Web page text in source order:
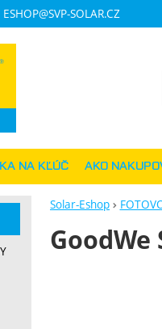
Solar-Eshop
GoodWe
ESHOP@SVP-SOLAR.CZ
NA KĽÚČ AKO